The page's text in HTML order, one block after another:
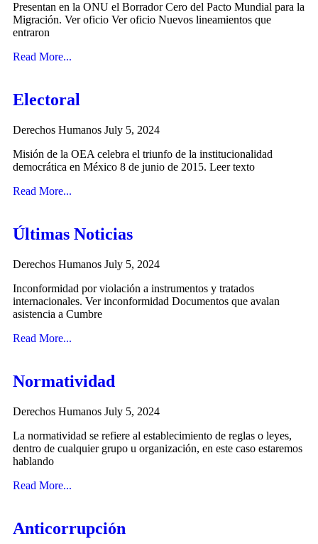
Presentan en la ONU el Borrador Cero del Pacto Mundial para la
Migración. Ver oficio Ver oficio Nuevos lineamientos que
entraron
Read More...
Electoral
Derechos Humanos July 5, 2024
Misión de la OEA celebra el triunfo de la institucionalidad
democrática en México 8 de junio de 2015. Leer texto
Read More...
Últimas Noticias
Derechos Humanos July 5, 2024
Inconformidad por violación a instrumentos y tratados
internacionales. Ver inconformidad Documentos que avalan
asistencia a Cumbre
Read More...
Normatividad
Derechos Humanos July 5, 2024
La normatividad se refiere al establecimiento de reglas o leyes,
dentro de cualquier grupo u organización, en este caso estaremos
hablando
Read More...
Anticorrupción